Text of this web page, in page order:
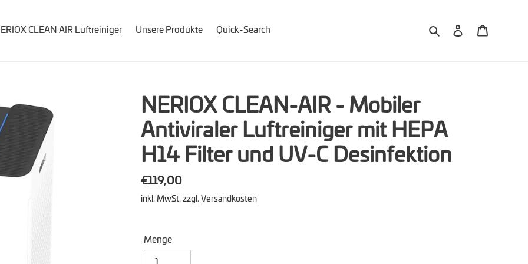
CLEAN AIR Luftreiniger Unsere Produkte Quick-Search SuchenEinloggen
NERIOX CLEAN-AIR - Mobiler
Antiviraler Luftreiniger mit HEPA
H14 Filter und UV-C Desinfektion
Normaler
Preis
€119,00
inkl. MwSt. zzgl. Versandkosten
Menge